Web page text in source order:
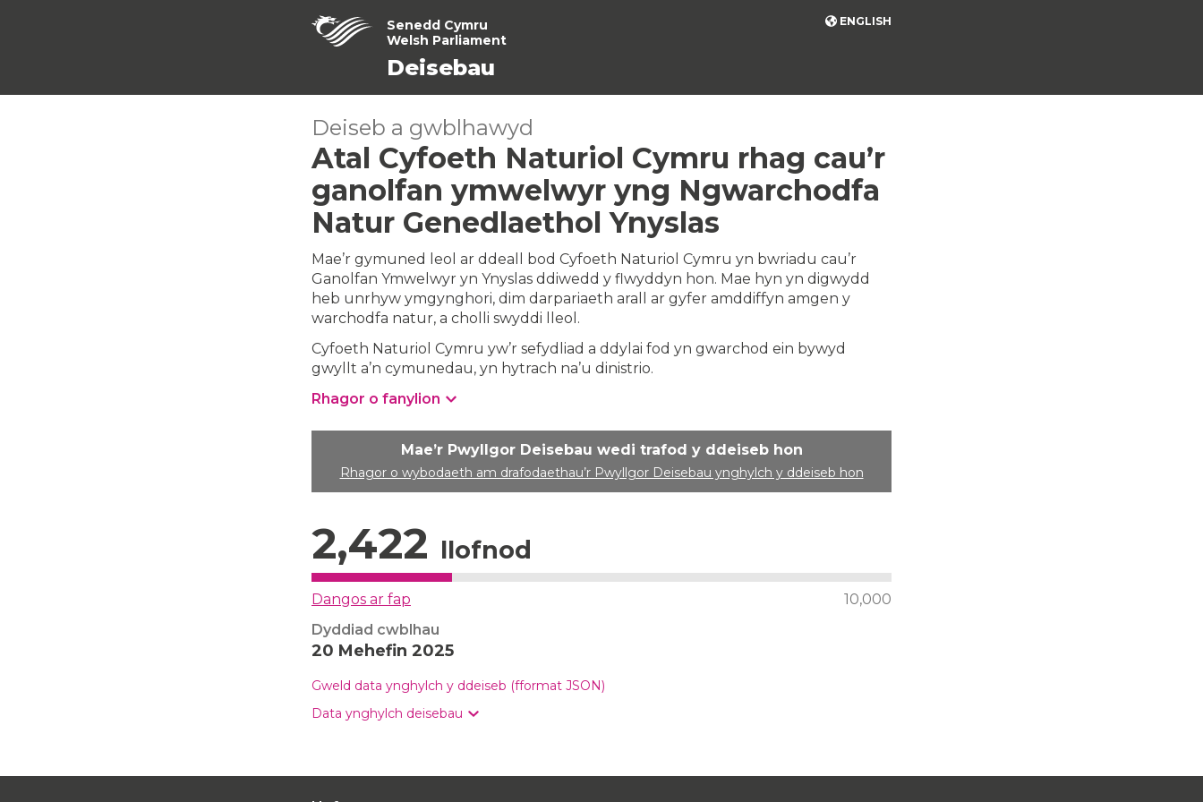
ENGLISH
Senedd Cymru
Welsh Parliament
Deisebau
Deiseb a gwblhawyd
Atal Cyfoeth Naturiol Cymru rhag cau’r
ganolfan ymwelwyr yng Ngwarchodfa
Natur Genedlaethol Ynyslas
Mae’r gymuned leol ar ddeall bod Cyfoeth Naturiol Cymru yn bwriadu cau’r
Ganolfan Ymwelwyr yn Ynyslas ddiwedd y flwyddyn hon. Mae hyn yn digwydd
heb unrhyw ymgynghori, dim darpariaeth arall ar gyfer amddiffyn amgen y
warchodfa natur, a cholli swyddi lleol.
Cyfoeth Naturiol Cymru yw’r sefydliad a ddylai fod yn gwarchod ein bywyd
gwyllt a’n cymunedau, yn hytrach na’u dinistrio.
Rhagor o fanylion
Mae’r Pwyllgor Deisebau wedi trafod y ddeiseb hon
Rhagor o wybodaeth am drafodaethau’r Pwyllgor Deisebau ynghylch y ddeiseb hon
2,422 llofnod
Dangos ar fap
10,000
Dyddiad cwblhau
20 Mehefin 2025
Gweld data ynghylch y ddeiseb (fformat JSON)
Data ynghylch deisebau